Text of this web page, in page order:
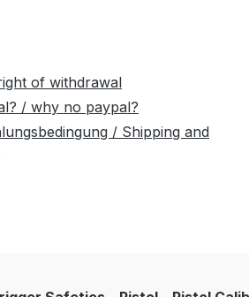
of withdrawal
/ why no paypal?
/ Shipping and